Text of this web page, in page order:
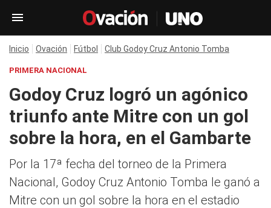
Inicio Ovación Fútbol Club Godoy Cruz Antonio Tomba
PRIMERA NACIONAL
Godoy Cruz logró un agónico
triunfo ante Mitre con un gol
sobre la hora, en el Gambarte
Por la 17ª fecha del torneo de la Primera
Nacional, Godoy Cruz Antonio Tomba le ganó a
Mitre con un gol sobre la hora en el estadio